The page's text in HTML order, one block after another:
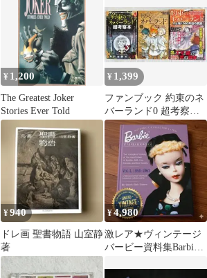
¥ 1,200
The Greatest Joker
Stories Ever Told
¥ 1,399
ファンブック 約束のネ
バーランド0 超考察本
人と鬼1000年目の真実
の3冊
¥940
ドレ画 聖書物語 山室静
著
¥4,980
激レア★ヴィンテージ
バービー資料集Barbie